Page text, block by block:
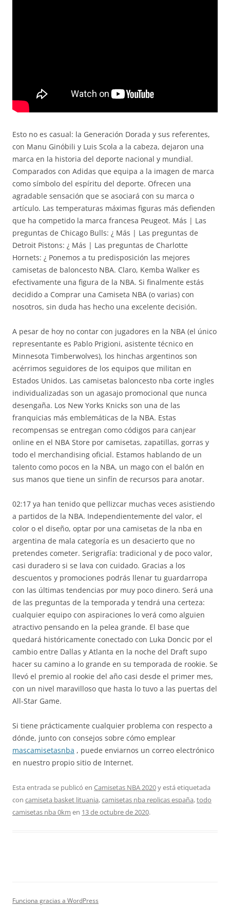
Esto no es casual: la Generación Dorada y sus referentes,
con Manu Ginóbili y Luis Scola a la cabeza, dejaron una
marca en la historia del deporte nacional y mundial.
Comparados con Adidas que equipa a la imagen de marca
como símbolo del espíritu del deporte. Ofrecen una
agradable sensación que se asociará con su marca o
artículo. Las temperaturas máximas figuras más defienden
que ha competido la marca francesa Peugeot. Más | Las
preguntas de Chicago Bulls: ¿ Más | Las preguntas de
Detroit Pistons: ¿ Más | Las preguntas de Charlotte
Hornets: ¿ Ponemos a tu predisposición las mejores
camisetas de baloncesto NBA. Claro, Kemba Walker es
efectivamente una figura de la NBA. Si finalmente estás
decidido a Comprar una Camiseta NBA (o varias) con
nosotros, sin duda has hecho una excelente decisión.
A pesar de hoy no contar con jugadores en la NBA (el único
representante es Pablo Prigioni, asistente técnico en
Minnesota Timberwolves), los hinchas argentinos son
acérrimos seguidores de los equipos que militan en
Estados Unidos. Las camisetas baloncesto nba corte ingles
individualizadas son un agasajo promocional que nunca
desengaña. Los New Yorks Knicks son una de las
franquicias más emblemáticas de la NBA. Estas
recompensas se entregan como códigos para canjear
online en el NBA Store por camisetas, zapatillas, gorras y
todo el merchandising oficial. Estamos hablando de un
talento como pocos en la NBA, un mago con el balón en
sus manos que tiene un sinfín de recursos para anotar.
02:17 ya han tenido que pellizcar muchas veces asistiendo
a partidos de la NBA. Independientemente del valor, el
color o el diseño, optar por una camisetas de la nba en
argentina de mala categoría es un desacierto que no
pretendes cometer. Serigrafía: tradicional y de poco valor,
casi duradero si se lava con cuidado. Gracias a los
descuentos y promociones podrás llenar tu guardarropa
con las últimas tendencias por muy poco dinero. Será una
de las preguntas de la temporada y tendrá una certeza:
cualquier equipo con aspiraciones lo verá como alguien
atractivo pensando en la pelea grande. El base que
quedará históricamente conectado con Luka Doncic por el
cambio entre Dallas y Atlanta en la noche del Draft supo
hacer su camino a lo grande en su temporada de rookie. Se
llevó el premio al rookie del año casi desde el primer mes,
con un nivel maravilloso que hasta lo tuvo a las puertas del
All-Star Game.
Si tiene prácticamente cualquier problema con respecto a
dónde, junto con consejos sobre cómo emplear
mascamisetasnba , puede enviarnos un correo electrónico
en nuestro propio sitio de Internet.
Esta entrada se publicó en Camisetas NBA 2020y está etiquetada
con camiseta basket lituania,camisetas nba replicas españa,todo
camisetas nba 0km en 13 de octubre de 2020.
Funciona gracias a WordPress